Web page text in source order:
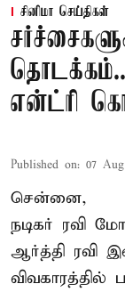
சினிமா செய்திகள்
என்ட்ரி
Published on: 07
சென்னை,
நடிகர் ரவி
ஆர்த்தி ரவி
விவகாரத்தில்